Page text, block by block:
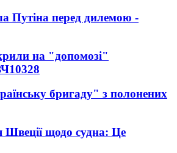
Путіна перед дилемою -
на "допомозі"
10328
бригаду" з полонених
Швеції щодо судна: Це